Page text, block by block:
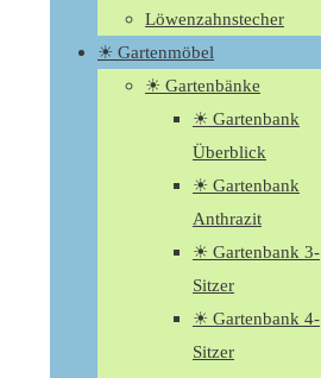
Löwenzahnstecher
☀ Gartenmöbel
☀ Gartenbänke
☀ Gartenbank
Überblick
☀ Gartenbank
Anthrazit
☀ Gartenbank 3-
Sitzer
☀ Gartenbank 4-
Sitzer